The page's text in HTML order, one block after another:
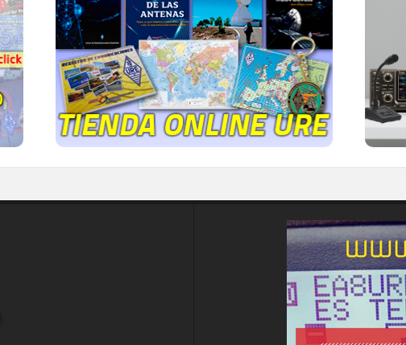
Publicaciones, mapas, polos, camisetas,
gorras, tazas, forros polares y mucho más...
IR A LA TIENDA DE URE